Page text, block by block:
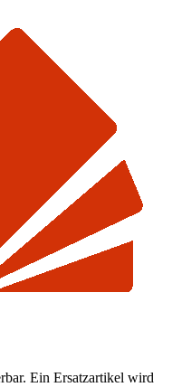
Ein Ersatzartikel wird